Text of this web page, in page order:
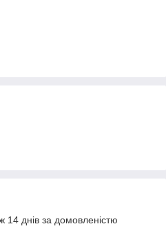
днів за домовленістю